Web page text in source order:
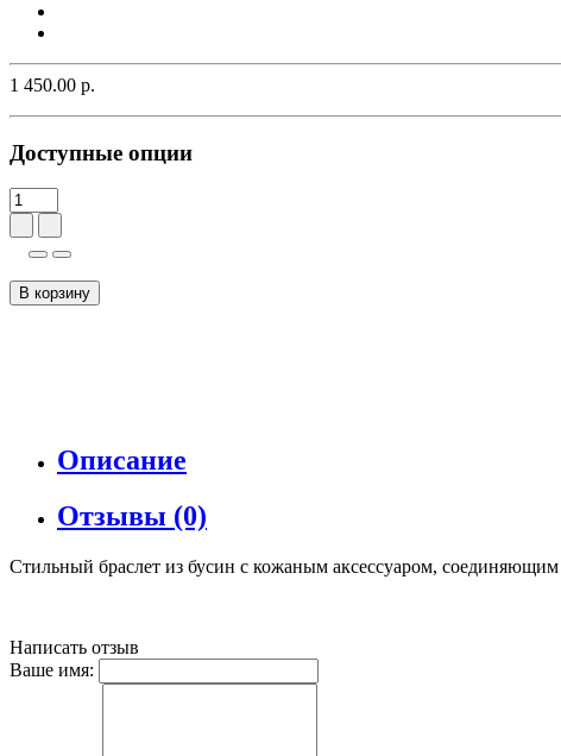
1 450.00 р.
Доступные опции
В корзину
Описание
Отзывы (0)
Стильный браслет из бусин с кожаным аксессуаром,
Написать отзыв
Ваше имя: